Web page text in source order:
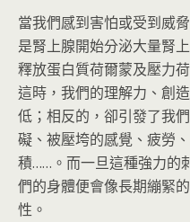
當我們感到害怕或受到威
是腎上腺開始分泌大量腎
釋放蛋白質荷爾蒙及壓力
這時，我們的理解力、創
低；相反的，卻引發了我
礙、被壓垮的感覺、疲勞
積……。而一旦這種強力的
們的身體便會像長期繃緊
性。